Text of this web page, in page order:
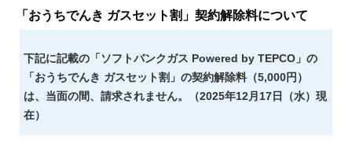
ガスの使用廃止希望日の2営業日前まで（1月1日から1月3日を除
31日以上先の日付での手続きはできません。
停止時間
ガスを止めたい希望の時間帯を、以下3つからお選びください。
「おうちでんき ガスセット割」契約解除料について
下記に記載の「ソフトバンクガス Powered by TEPCO」の
「おうちでんき ガスセット割」の契約解除料（5,000円）
は、当面の間、請求されません。（2025年12月17日（水）現
在）